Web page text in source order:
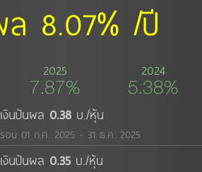
8.07% /ปี
2025
7.87%
2024
5.38%
เงินปันผล 0.38บ./หุ้น
รอบ 01 ก.ค. 2025 - 31 ธ.ค. 2025
เงินปันผล 0.35บ./หุ้น